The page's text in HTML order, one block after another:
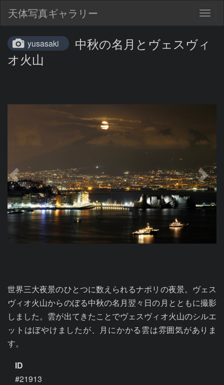
天体写真ギャラリー
yusasaki
中秋の名月とヴェスヴィ
オ火山
世界三大夜景のひとつに数えられるナポリの夜景。ヴェス
ヴィオ火山からのぼる中秋の名月翌々日の月とともに撮影
しました。雲が出てきたことでヴェスヴィオ火山のシルエ
ットはぼやけましたが、月にかかる雲は雰囲気がありま
す。
ID
#21913